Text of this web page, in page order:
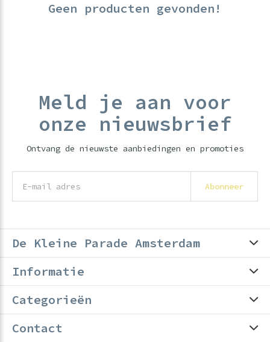
Geen producten gevonden!
Meld je aan voor
onze nieuwsbrief
Ontvang de nieuwste aanbiedingen en promoties
Abonneer
De Kleine Parade Amsterdam
Informatie
Categorieën
Contact